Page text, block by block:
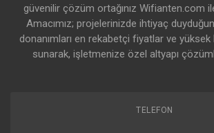
güvenilir çözüm ortağınız Wifianten.com
Amacımız; projelerinizde ihtiyaç
donanımları en rekabetçi fiyatlar ve
sunarak, işletmenize özel altyapı
TELEFON